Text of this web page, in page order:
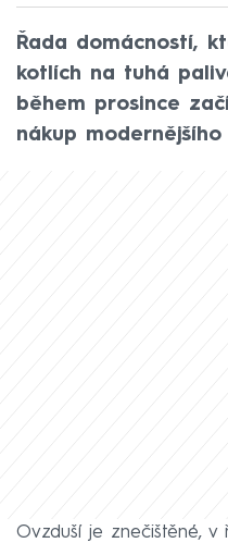
Řada domácností,
kotlích na tuhá
během prosince
nákup
Ovzduší je znečištěné,